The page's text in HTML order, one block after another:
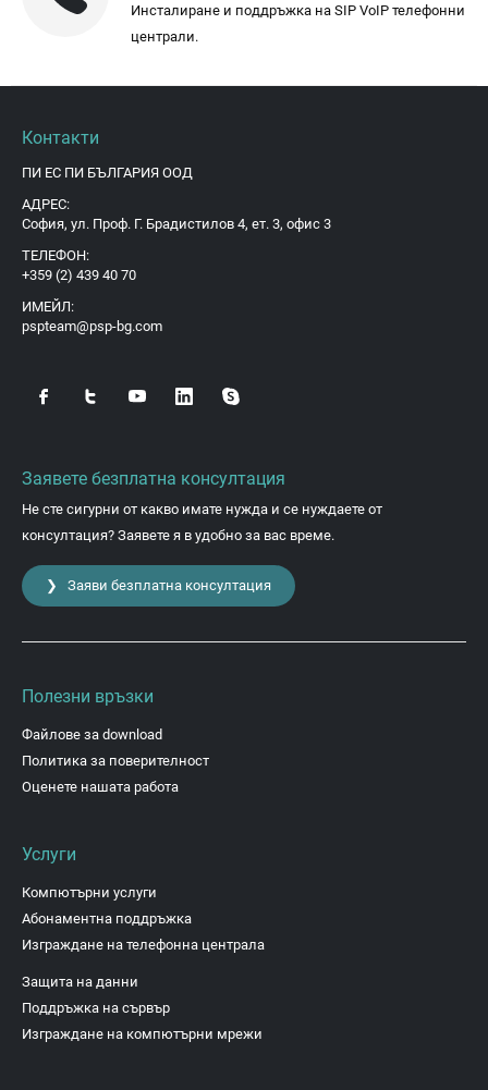
Инсталиране и поддръжка на SIP VoIP телефонни
централи.
Контакти
ПИ ЕС ПИ БЪЛГАРИЯ ООД
АДРЕС:
София, ул. Проф. Г. Брадистилов 4, ет. 3, офис 3
ТЕЛЕФОН:
+359 (2) 439 40 70
ИМЕЙЛ:
pspteam@psp-bg.com
Заявете безплатна консултация
Не сте сигурни от какво имате нужда и се нуждаете от
консултация? Заявете я в удобно за вас време.
❯ Заяви безплатна консултация
Полезни връзки
Файлове за download
Политика за поверителност
Оценете нашата работа
Услуги
Компютърни услуги
Абонаментна поддръжка
Изграждане на телефонна централа
Защита на данни
Поддръжка на сървър
Изграждане на компютърни мрежи